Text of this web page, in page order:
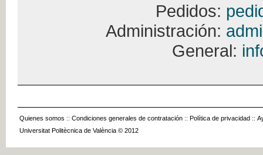
Pedidos:
Administración:
General:
Quienes somos :: Condiciones generales de contratación :: Política de privacidad ::
Universitat Politècnica de València © 2012